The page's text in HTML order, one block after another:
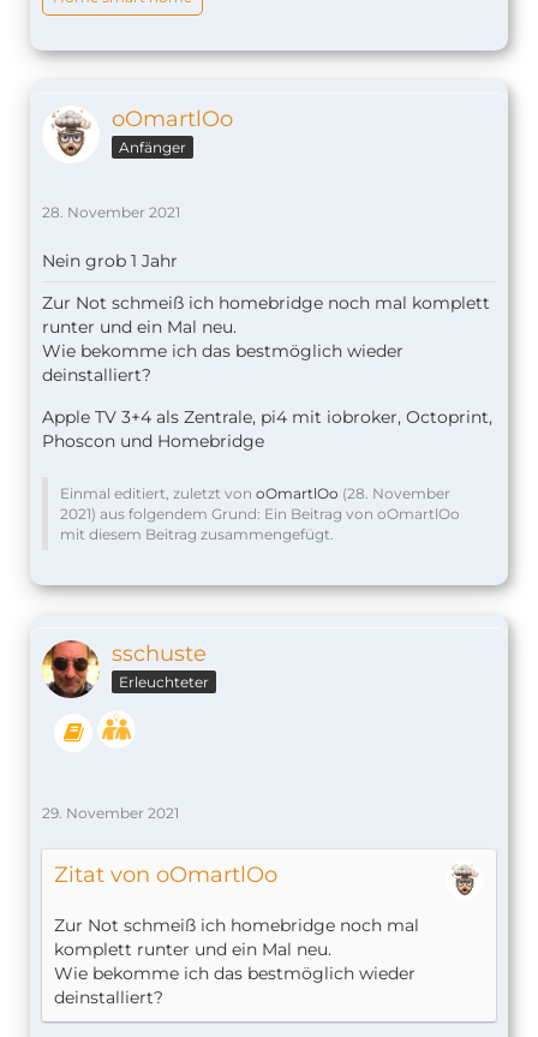
oOmartlOo
Anfänger
28. November 2021
Nein grob 1 Jahr
Zur Not schmeiß ich homebridge noch mal komplett
runter und ein Mal neu.
Wie bekomme ich das bestmöglich wieder
deinstalliert?
Apple TV 3+4 als Zentrale, pi4 mit iobroker, Octoprint,
Phoscon und Homebridge
Einmal editiert, zuletzt von oOmartlOo (28. November
2021) aus folgendem Grund: Ein Beitrag von oOmartlOo
mit diesem Beitrag zusammengefügt.
sschuste
Erleuchteter
29. November 2021
Zitat von oOmartlOo
Zur Not schmeiß ich homebridge noch mal
komplett runter und ein Mal neu.
Wie bekomme ich das bestmöglich wieder
deinstalliert?